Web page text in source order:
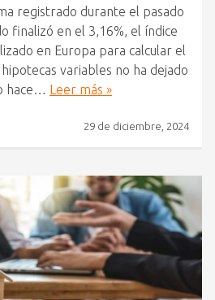
registrado durante el pasado
finalizó en el 3,16%, el índice
en Europa para calcular el
variables no ha dejado
hace… Leer más »
29 de diciembre, 2024